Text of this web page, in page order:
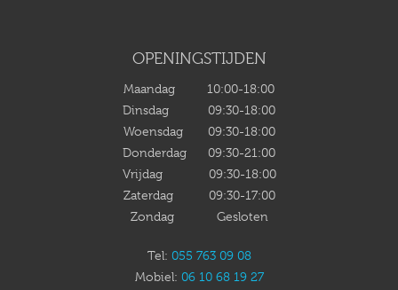
OPENINGSTIJDEN
Maandag 10:00-18:00
Dinsdag 09:30-18:00
Woensdag 09:30-18:00
Donderdag 09:30-21:00
Vrijdag 09:30-18:00
Zaterdag 09:30-17:00
Zondag Gesloten
Tel: 055 763 09 08
Mobiel: 06 10 68 19 27